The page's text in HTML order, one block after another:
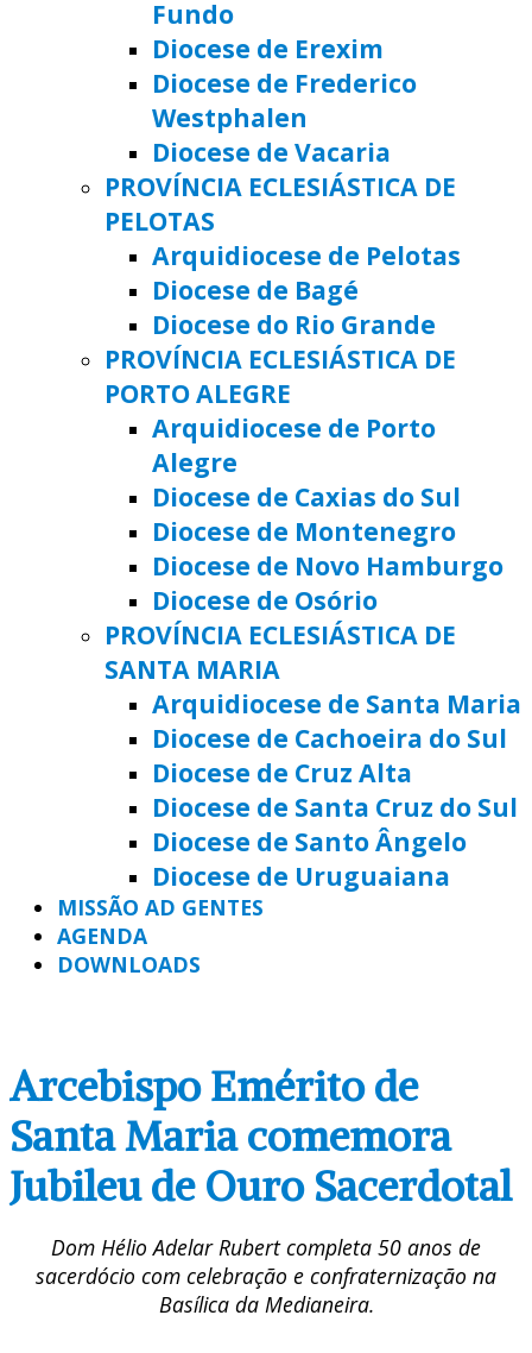
Fundo
Diocese de Erexim
Diocese de Frederico
Westphalen
Diocese de Vacaria
PROVÍNCIA ECLESIÁSTICA DE
PELOTAS
Arquidiocese de Pelotas
Diocese de Bagé
Diocese do Rio Grande
PROVÍNCIA ECLESIÁSTICA DE
PORTO ALEGRE
Arquidiocese de Porto
Alegre
Diocese de Caxias do Sul
Diocese de Montenegro
Diocese de Novo Hamburgo
Diocese de Osório
PROVÍNCIA ECLESIÁSTICA DE
SANTA MARIA
Arquidiocese de Santa Maria
Diocese de Cachoeira do Sul
Diocese de Cruz Alta
Diocese de Santa Cruz do Sul
Diocese de Santo Ângelo
Diocese de Uruguaiana
MISSÃO AD GENTES
AGENDA
DOWNLOADS
Arcebispo Emérito de
Santa Maria comemora
Jubileu de Ouro Sacerdotal
Dom Hélio Adelar Rubert completa 50 anos de
sacerdócio com celebração e confraternização na
Basílica da Medianeira.